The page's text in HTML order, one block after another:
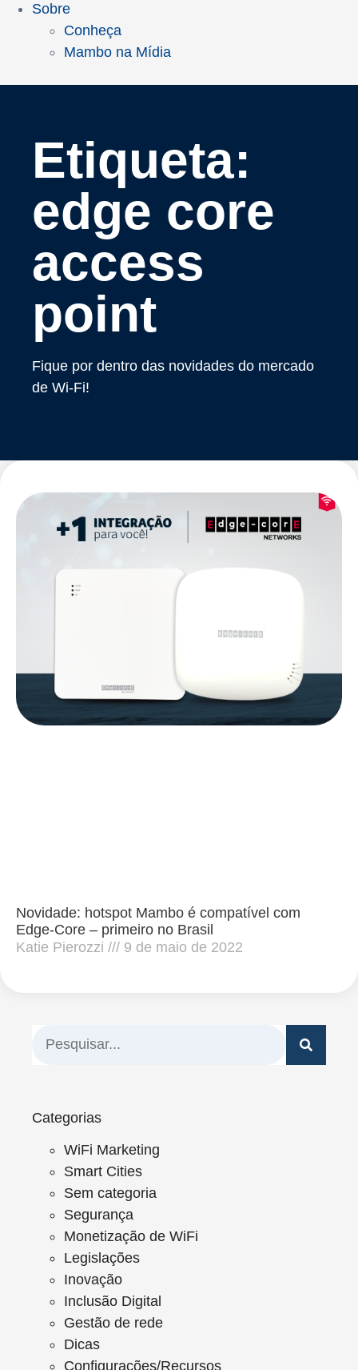
Sobre
Conheça
Mambo na Mídia
Etiqueta:
edge core
access
point
Fique por dentro das novidades do mercado
de Wi-Fi!
Novidade: hotspot Mambo é compatível com
Edge-Core – primeiro no Brasil
Katie Pierozzi
9 de maio de 2022
Categorias
WiFi Marketing
Smart Cities
Sem categoria
Segurança
Monetização de WiFi
Legislações
Inovação
Inclusão Digital
Gestão de rede
Dicas
Configurações/Recursos